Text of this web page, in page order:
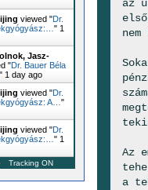
az
Az
a
viewed "Dr.
" 1
Jasz-
"Dr. Bauer Béla
" 1 day ago
viewed "Dr.
A… "
viewed "Dr.
" 1
Tracking ON